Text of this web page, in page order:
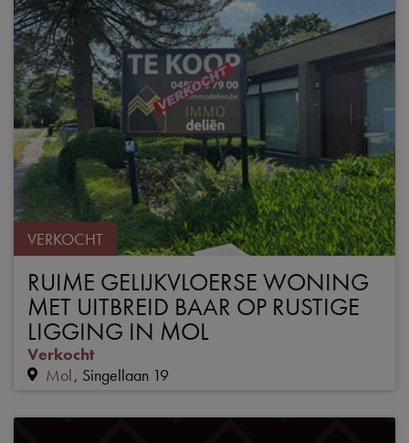
VERKOCHT
RUIME GELIJKVLOERSE WONING
MET UITBREID BAAR OP RUSTIGE
LIGGING IN MOL
Verkocht
Mol Singellaan 19